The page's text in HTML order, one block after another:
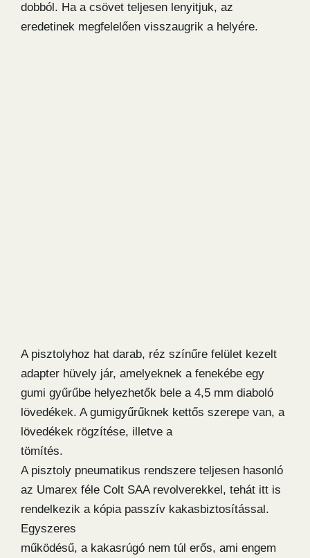
dobból. Ha a csövet teljesen lenyitjuk, az
eredetinek megfelelően visszaugrik a helyére.
A pisztolyhoz hat darab, réz színűre felület kezelt
adapter hüvely jár, amelyeknek a fenekébe egy
gumi gyűrűbe helyezhetők bele a 4,5 mm diaboló
lövedékek. A gumigyűrűknek kettős szerepe van, a
lövedékek rögzítése, illetve a
tömítés.
A pisztoly pneumatikus rendszere teljesen hasonló
az Umarex féle Colt SAA revolverekkel, tehát itt is
rendelkezik a kópia passzív kakasbiztosítással.
Egyszeres
működésű, a kakasrúgó nem túl erős, ami engem